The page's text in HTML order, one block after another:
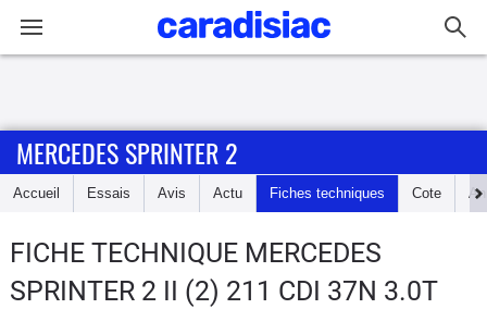
Accueil
Essais
MERCEDES SPRINTER 2
Accueil Essais Avis Actu Fiches techniques Cote
FICHE TECHNIQUE MERCEDES
SPRINTER 2 II (2) 211 CDI 37N 3.0T